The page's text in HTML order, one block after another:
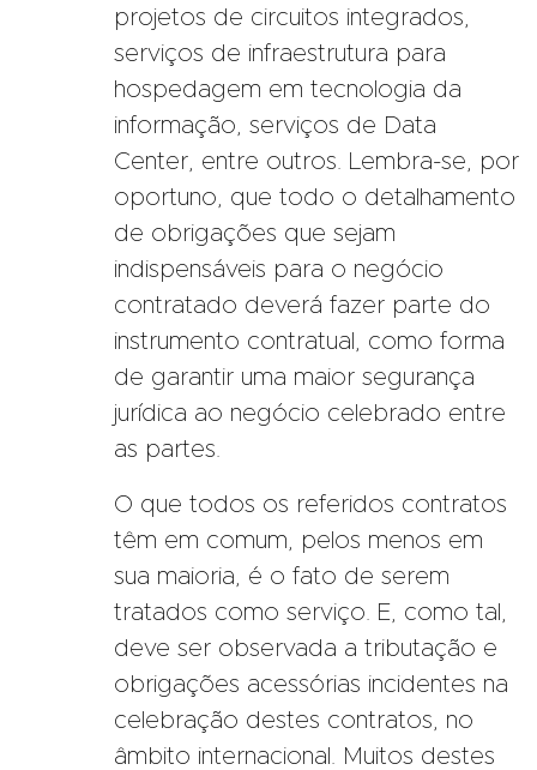
projetos de circuitos integrados,
serviços de infraestrutura para
hospedagem em tecnologia da
informação, serviços de Data
Center, entre outros. Lembra-se, por
oportuno, que todo o detalhamento
de obrigações que sejam
indispensáveis para o negócio
contratado deverá fazer parte do
instrumento contratual, como forma
de garantir uma maior segurança
jurídica ao negócio celebrado entre
as partes.
O que todos os referidos contratos
têm em comum, pelos menos em
sua maioria, é o fato de serem
tratados como serviço. E, como tal,
deve ser observada a tributação e
obrigações acessórias incidentes na
celebração destes contratos, no
âmbito internacional. Muitos destes